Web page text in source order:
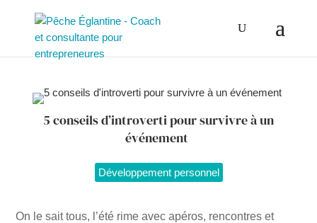
5 conseils d’introverti pour survivre à un
événement
Développement personnel
On le sait tous, l’été rime avec apéros, rencontres et